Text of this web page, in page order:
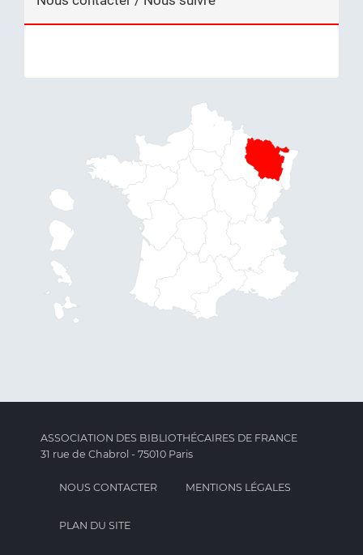
ASSOCIATION DES BIBLIOTHÉCAIRES DE FRANCE
31 rue de Chabrol - 75010 Paris
NOUS CONTACTER MENTIONS LÉGALES
PLAN DU SITE